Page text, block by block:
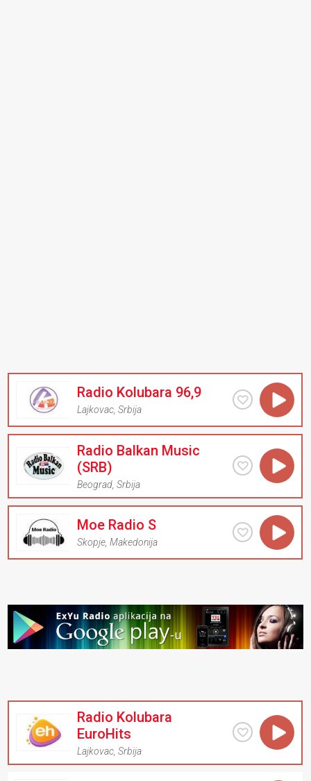
Radio Kolubara 96,9
Lajkovac ,Srbija
Radio Balkan Music
(SRB)
Beograd ,Srbija
Moe Radio S
Skopje ,Makedonija
Radio Kolubara
EuroHits
Lajkovac ,Srbija